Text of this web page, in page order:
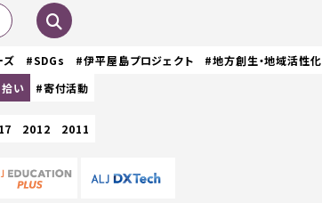
ズ #SDGs #伊平屋島プロジェクト #地方創生・地域活性化
い #寄付活動
2012 2011